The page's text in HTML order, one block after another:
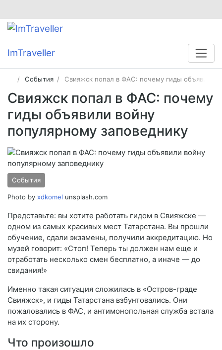
ImTraveller
События Свияжск попал в ФАС: почему гиды объявили
Свияжск попал в ФАС: почему
гиды объявили войну
популярному заповеднику
События
Photo by xdkomel unsplash.com
Представьте: вы хотите работать гидом в Свияжске —
одном из самых красивых мест Татарстана. Вы прошли
обучение, сдали экзамены, получили аккредитацию. Но
музей говорит: «Стоп! Теперь ты должен нам еще и
отработать несколько смен бесплатно, а иначе — до
свидания!»
Именно такая ситуация сложилась в «Остров-граде
Свияжск», и гиды Татарстана взбунтовались. Они
пожаловались в ФАС, и антимонопольная служба встала
на их сторону.
Что произошло